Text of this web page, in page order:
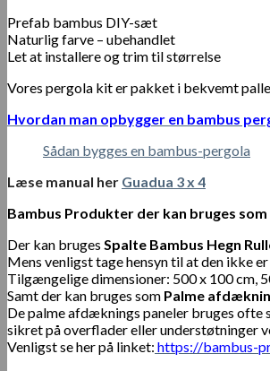
Prefab bambus DIY-sæt
Naturlig farve – ubehandlet
Let at installere og trim til størrelse
Vores pergola kit er pakket i bekvemt
Hvordan man opbygger en bambus
Sådan bygges en bambus-pergola
Læse manual her Guadua 3 x 4
Bambus Produkter der kan bruges
Der kan bruges Spalte Bambus Hegn
Mens venligst tage hensyn til at den ikke
Tilgængelige dimensioner: 500 x 100 cm,
Samt der kan bruges som Palme
De palme afdæknings paneler bruges
sikret på overflader eller understøtninger
Venligst se her på linket: https://bambus-